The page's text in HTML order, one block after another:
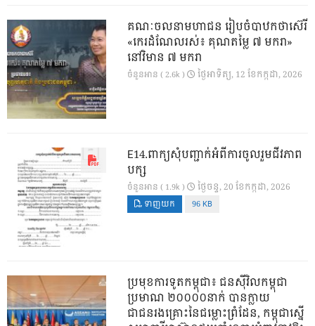
គណៈចលនាមហាជន រៀបចំបាឋកថាស៊េរី
«កេរដំណែលរស់៖ គុណតម្លៃ ៧ មករា»
នៅវិមាន ៧ មករា
ចំនួនអាន ( 2.6k ) ថ្ងៃ​អាទិត្យ, 12 ខែ​កក្កដា, 2026
E14.ពាក្យសុំបញ្ជាក់អំពីការចូលរួមជីវភាព
បក្ស
ចំនួនអាន ( 1.9k ) ថ្ងៃ​ចន្ទ, 20 ខែ​កក្កដា, 2026
ទាញយក 96 KB
ប្រមុខការទូតកម្ពុជា៖ ជនស៊ីវិលកម្ពុជា
ប្រមាណ ២០០០០នាក់ បានក្លាយ
ជាជនរងគ្រោះនៃជម្លោះព្រំដែន, កម្ពុជាស្នើ